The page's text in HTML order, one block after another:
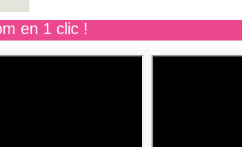
en 1 clic !